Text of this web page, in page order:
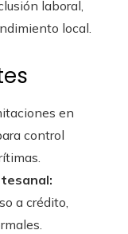
laboral,
local.
en
control
a crédito,